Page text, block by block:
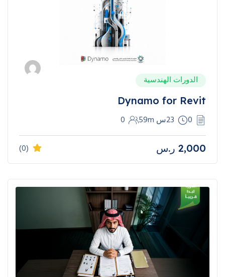
الدورات الهندسية
Dynamo for Revit
0 23س 59m 0
2,000 ر.س (0)